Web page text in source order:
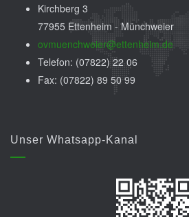
Kirchberg 3
77955 Ettenheim - Münchweier
ovmuenchweier@ettenheim.de
Telefon: (07822) 22 06
Fax: (07822) 89 50 99
Unser Whatsapp-Kanal